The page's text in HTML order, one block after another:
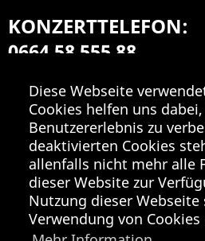
Diese Webseite
Cookies helfen uns
Benutzererlebnis zu
deaktivierten Cookies
allenfalls nicht mehr alle
dieser Website zur
Nutzung dieser
Verwendung von
KONZERTTELEFON:
0664 58 555 88
Mo-Fr 9:00-18:00